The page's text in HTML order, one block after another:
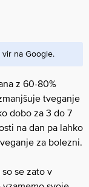
na Google.
z 60-80%
tveganje
dobo za 3 do 7
na dan pa lahko
za bolezni.
se zato v